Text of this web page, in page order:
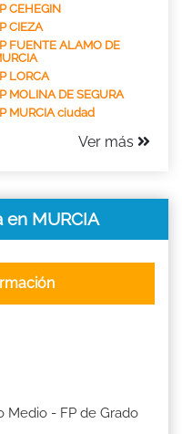
CEHEGIN
CIEZA
FUENTE ALAMO DE
LORCA
MOLINA DE SEGURA
MURCIA ciudad
Ver más
en MURCIA
Medio - FP de Grado